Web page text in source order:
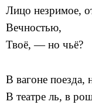
Лицо незримое,
Вечностью,
Твоё, — но чьё?
В вагоне поезда,
В театре ль, в